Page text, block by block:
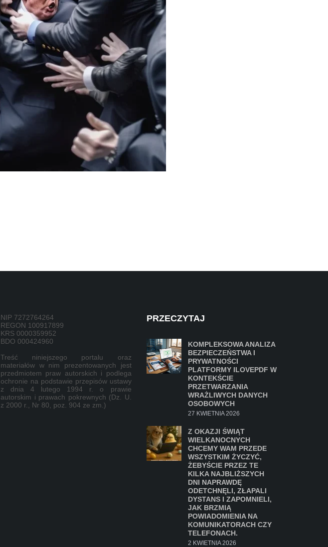
NIP 7272764264
REGON 100917899
KRS 0000359952
BDO 000424960
Treść niniejszego portalu oraz
materiałów w nim prezentowanych jest
przedmiotem praw autorskich i podlega
ochronie na podstawie przepisów ustawy
z dnia 4 lutego 1994 r. o prawie
autorskim i prawach pokrewnych (Dz. U.
z 2000 r., Nr 80, poz. 904 ze zm.)
PRZECZYTAJ
KOMPLEKSOWA ANALIZA
BEZPIECZEŃSTWA I
PRYWATNOŚCI
PLATFORMY ILOVEPDF W
KONTEKŚCIE
PRZETWARZANIA
WRAŻLIWYCH DANYCH
OSOBOWYCH
27 KWIETNIA 2026
Z OKAZJI ŚWIĄT
WIELKANOCNYCH
CHCEMY WAM PRZEDE
WSZYSTKIM ŻYCZYĆ,
ŻEBYŚCIE PRZEZ TE
KILKA NAJBLIŻSZYCH
DNI NAPRAWDĘ
ODETCHNĘLI, ZŁAPALI
DYSTANS I ZAPOMNIELI,
JAK BRZMIĄ
POWIADOMIENIA NA
KOMUNIKATORACH CZY
TELEFONACH.
2 KWIETNIA 2026